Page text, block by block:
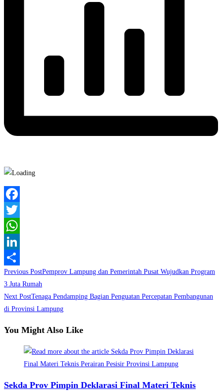
Facebook
Twitter
WhatsApp
LinkedIn
Share
Read
more
articles
Previous PostPemprov Lampung dan Pemerintah Pusat Wujudkan Program
3 Juta Rumah
Next PostTenaga Pendamping Bagian Penguatan Percepatan Pembangunan
di Provinsi Lampung
You Might Also Like
Sekda Prov Pimpin Deklarasi Final Materi Teknis